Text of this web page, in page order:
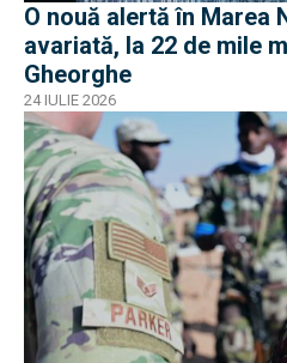
O nouă alertă în Marea
avariată, la 22 de mile
Gheorghe
24 IULIE 2026